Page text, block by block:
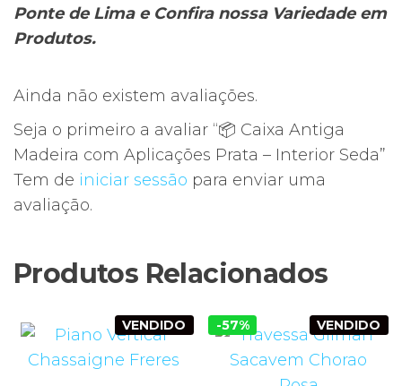
Ponte de Lima e Confira nossa Variedade em
Produtos.
Ainda não existem avaliações.
Seja o primeiro a avaliar “📦 Caixa Antiga
Madeira com Aplicações Prata – Interior Seda”
Tem de iniciar sessão para enviar uma
avaliação.
Produtos Relacionados
VENDIDO -57% VENDIDO